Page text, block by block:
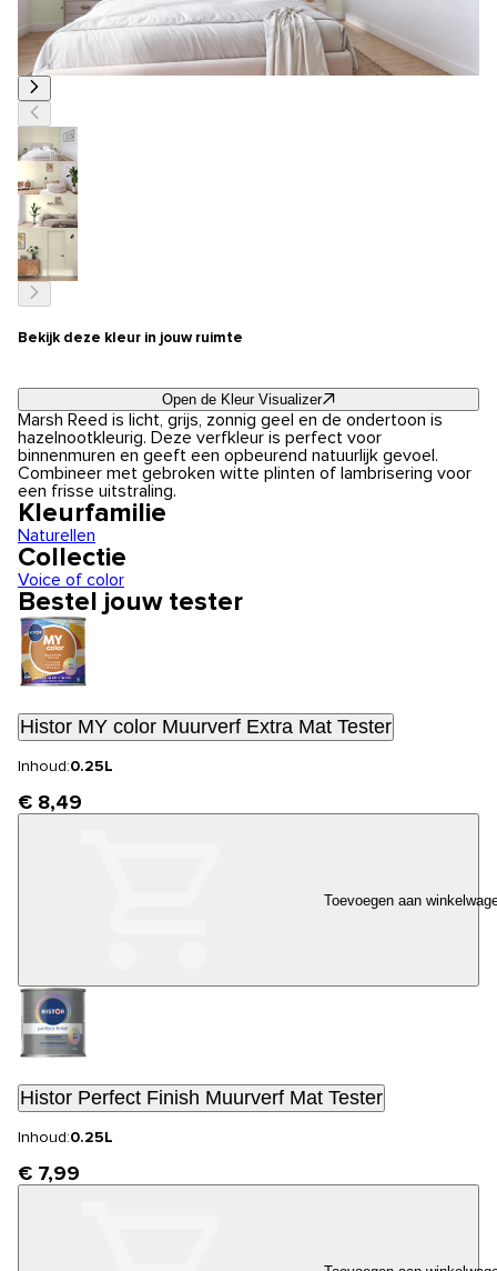
Bekijk deze kleur in jouw ruimte
Open de Kleur Visualizer
Marsh Reed is licht, grijs, zonnig geel en de ondertoon is
hazelnootkleurig. Deze verfkleur is perfect voor
binnenmuren en geeft een opbeurend natuurlijk gevoel.
Combineer met gebroken witte plinten of lambrisering voor
een frisse uitstraling.
Kleurfamilie
Naturellen
Collectie
Voice of color
Bestel jouw tester
Histor MY color Muurverf Extra Mat Tester
Inhoud:0.25L
€ 8,49
Toevoegen aan
Histor Perfect Finish Muurverf Mat Tester
Inhoud:0.25L
€ 7,99